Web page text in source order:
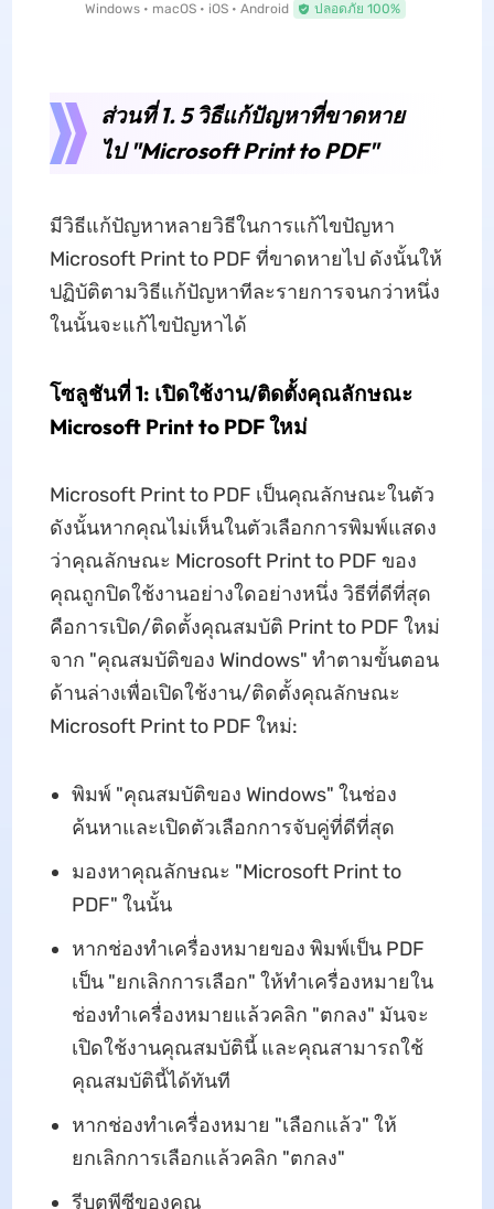
Windows • macOS • iOS • Android ปลอดภัย 100%
ส่วนที่ 1. 5 วิธีแก้ปัญหาที่ขาดหาย
ไป "Microsoft Print to PDF"
มีวิธีแก้ปัญหาหลายวิธีในการแก้ไขปัญหา
Microsoft Print to PDF ที่ขาดหายไป ดังนั้นให้
ปฏิบัติตามวิธีแก้ปัญหาทีละรายการจนกว่าหนึ่ง
ในนั้นจะแก้ไขปัญหาได้
โซลูชันที่ 1: เปิดใช้งาน/ติดตั้งคุณลักษณะ
Microsoft Print to PDF ใหม่
Microsoft Print to PDF เป็นคุณลักษณะในตัว
ดังนั้นหากคุณไม่เห็นในตัวเลือกการพิมพ์แสดง
ว่าคุณลักษณะ Microsoft Print to PDF ของ
คุณถูกปิดใช้งานอย่างใดอย่างหนึ่ง วิธีที่ดีที่สุด
คือการเปิด/ติดตั้งคุณสมบัติ Print to PDF ใหม่
จาก "คุณสมบัติของ Windows" ทําตามขั้นตอน
ด้านล่างเพื่อเปิดใช้งาน/ติดตั้งคุณลักษณะ
Microsoft Print to PDF ใหม่:
พิมพ์ "คุณสมบัติของ Windows" ในช่อง
ค้นหาและเปิดตัวเลือกการจับคู่ที่ดีที่สุด
มองหาคุณลักษณะ "Microsoft Print to
PDF" ในนั้น
หากช่องทําเครื่องหมายของ พิมพ์เป็น PDF
เป็น "ยกเลิกการเลือก" ให้ทําเครื่องหมายใน
ช่องทําเครื่องหมายแล้วคลิก "ตกลง" มันจะ
เปิดใช้งานคุณสมบัตินี้ และคุณสามารถใช้
คุณสมบัตินี้ได้ทันที
หากช่องทําเครื่องหมาย "เลือกแล้ว" ให้
ยกเลิกการเลือกแล้วคลิก "ตกลง"
รีบูตพีซีของคุณ